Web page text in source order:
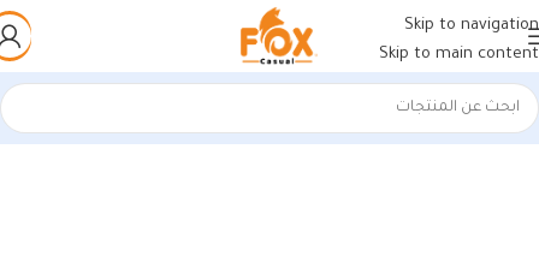
Skip to navigation
Skip to main content
الرئيسية/أحذية رجالي/كوتشي رجالي